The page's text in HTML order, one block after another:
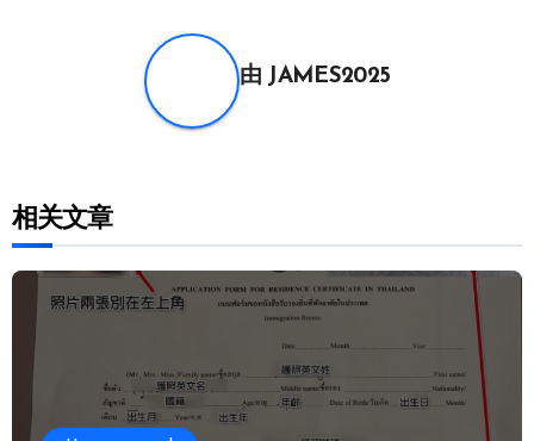
由 JAMES2025
相关文章